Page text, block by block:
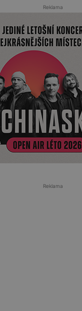
Reklama
Reklama